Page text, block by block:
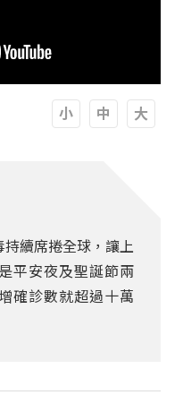
續席捲全球，讓上
平安夜及聖誕節兩
確診數就超過十萬